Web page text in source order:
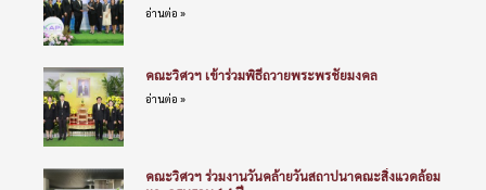
อ่านต่อ »
คณะวิศวฯ เข้าร่วมพิธีถวายพระพรชัยมงคล
อ่านต่อ »
คณะวิศวฯ ร่วมงานวันคล้ายวันสถาปนาคณะสิ่งแวดล้อม